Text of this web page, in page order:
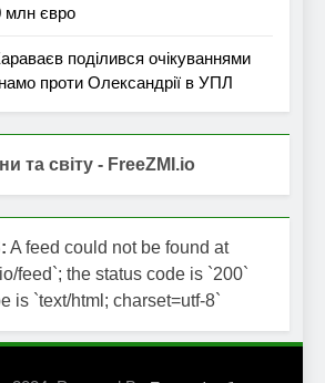
млн євро
поділився очікуваннями
проти Олександрії в УПЛ
та світу - FreeZMI.io
A feed could not be found at
feed`; the status code is `200`
is `text/html; charset=utf-8`